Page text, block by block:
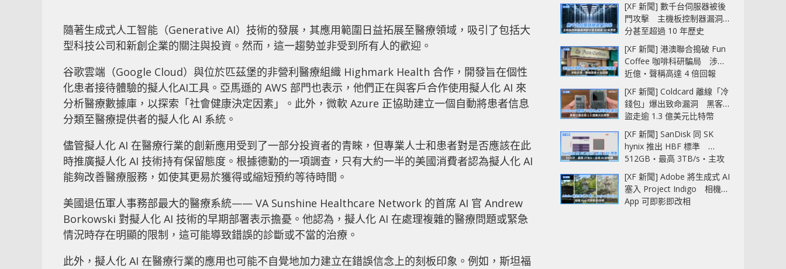
隨著生成式人工智能（Generative AI）技術的發展，其應用範圍日益拓展至醫療領域，吸引了包括大
型科技公司和新創企業的關注與投資。然而，這一趨勢並非受到所有人的歡迎。
谷歌雲端（Google Cloud）與位於匹茲堡的非營利醫療組織 Highmark Health 合作，開發旨在個性
化患者接待體驗的擬人化AI工具。亞馬遜的 AWS 部門也表示，他們正在與客戶合作使用擬人化 AI 來
分析醫療數據庫，以探索「社會健康決定因素」。此外，微軟 Azure 正協助建立一個自動將患者信息
分類至醫療提供者的擬人化 AI 系統。
儘管擬人化 AI 在醫療行業的創新應用受到了一部分投資者的青睞，但專業人士和患者對是否應該在此
時推廣擬人化 AI 技術持有保留態度。根據德勤的一項調查，只有大約一半的美國消費者認為擬人化 AI
能夠改善醫療服務，如使其更易於獲得或縮短預約等待時間。
美國退伍軍人事務部最大的醫療系統—— VA Sunshine Healthcare Network 的首席 AI 官 Andrew
Borkowski 對擬人化 AI 技術的早期部署表示擔憂。他認為，擬人化 AI 在處理複雜的醫療問題或緊急
情況時存在明顯的限制，這可能導致錯誤的診斷或不當的治療。
此外，擬人化 AI 在醫療行業的應用也可能不自覺地加力建立在錯誤信念上的刻板印象。例如，斯坦福
[XF 新聞] 數千台伺服器被後
門攻擊 主機板控制器漏洞部
分甚至超過 10 年歷史
[XF 新聞] 港澳聯合搗破 Fun
Coffee 咖啡科研騙局 涉款
近億‧聲稱高達 4 倍回報
[XF 新聞] Coldcard 離線「冷
錢包」爆出致命漏洞 黑客已
盜走逾 1.3 億美元比特幣
[XF 新聞] SanDisk 同 SK
hynix 推出 HBF 標準
512GB‧最高 3TB/s‧主攻
AI 記憶體
[XF 新聞] Adobe 將生成式 AI
塞入 Project Indigo 相機
App 可即影即改相